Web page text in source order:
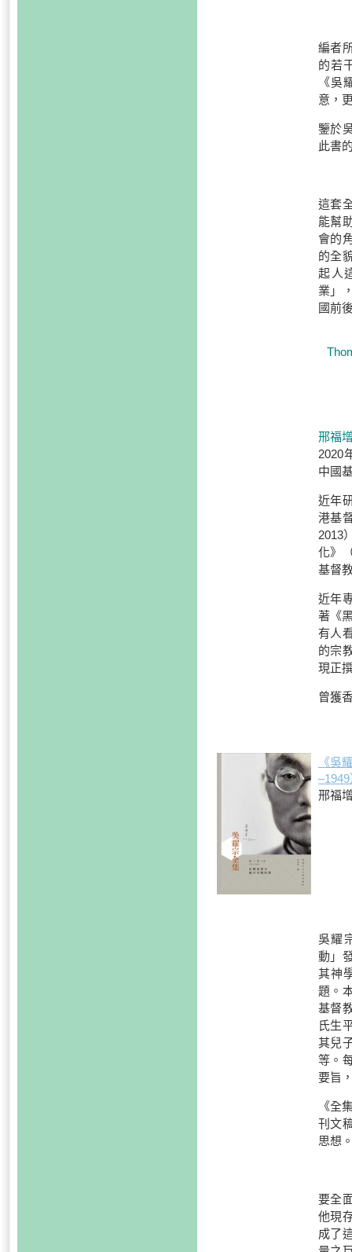
編者
的若
《吳
意，
鑒於
此書
這套
能幫
會的
的全
起人
業」
國前
邢福
2020
中國
近年
港基
2013
化》
基督
近年
著《
有人
的宗
現正
曾獲
《吳
邢福
吳耀
動」
其神
題。
基督
氏生
其兒
等。
要旨
《全
刊文
思想
要全
他現
成了